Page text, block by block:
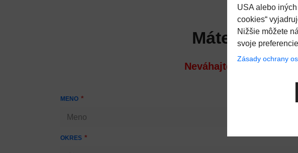
Máte
Neváhajte nás
MENO
OKRES
USA alebo
cookies“
Nižšie môžete
svoje
Zásady ochrany